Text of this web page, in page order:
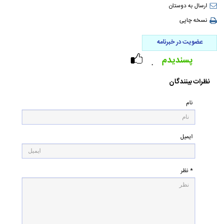
ارسال به دوستان
نسخه چاپی
عضویت در خبرنامه
۰ پسندیدم
نظرات بینندگان
نام
ایمیل
* نظر